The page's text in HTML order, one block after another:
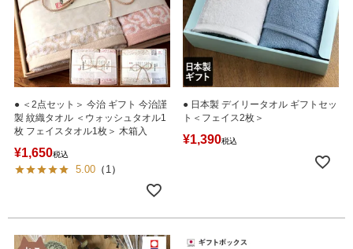
● ＜2点セット＞ 今治 ギフト 今治謹
製 紋織タオル ＜ウォッシュタオル1
枚 フェイスタオル1枚＞ 木箱入
¥1,650税込
5.00 （ 1）
● 日本製 デイリータオル ギフトセッ
ト＜フェイス2枚＞
¥1,390税込